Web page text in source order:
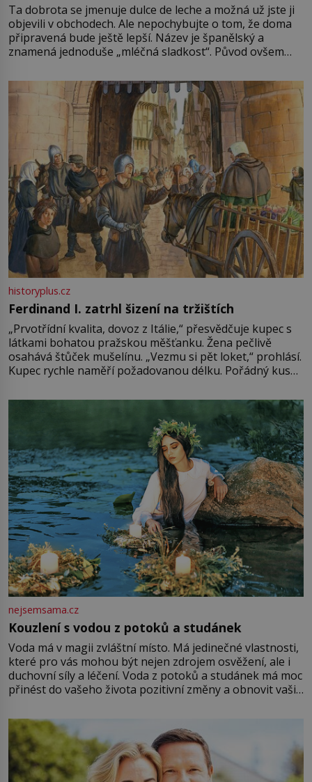
Ta dobrota se jmenuje dulce de leche a možná už jste ji
objevili v obchodech. Ale nepochybujte o tom, že doma
připravená bude ještě lepší. Název je španělský a
znamená jednoduše „mléčná sladkost“. Původ ovšem
pře hned několik latinskoamerických zemí a k tomu
Francie, kde se traduje,
historyplus.cz
Ferdinand I. zatrhl šizení na tržištích
„Prvotřídní kvalita, dovoz z Itálie,“ přesvědčuje kupec s
látkami bohatou pražskou měšťanku. Žena pečlivě
osahává štůček mušelínu. „Vezmu si pět loket,“ prohlásí.
Kupec rychle naměří požadovanou délku. Pořádný kus
milostpaní. Stačí jenom na sukni,“ zhodnotí švadlena
množství růžového mušelínu. „Ošidili vás, podívejte.“
nejsemsama.cz
Kouzlení s vodou z potoků a studánek
Voda má v magii zvláštní místo. Má jedinečné vlastnosti,
které pro vás mohou být nejen zdrojem osvěžení, ale i
duchovní síly a léčení. Voda z potoků a studánek má moc
přinést do vašeho života pozitivní změny a obnovit vaši
můžete obohatit své rituály a přinést do svého života
větší harmonii a klid. Je důležité